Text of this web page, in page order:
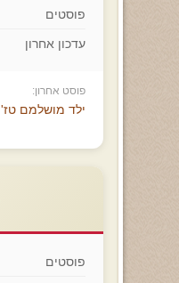
פוסטים
עדכון אחרון
פוסט אחרון:
ילד מושלמם טז'
פוסטים